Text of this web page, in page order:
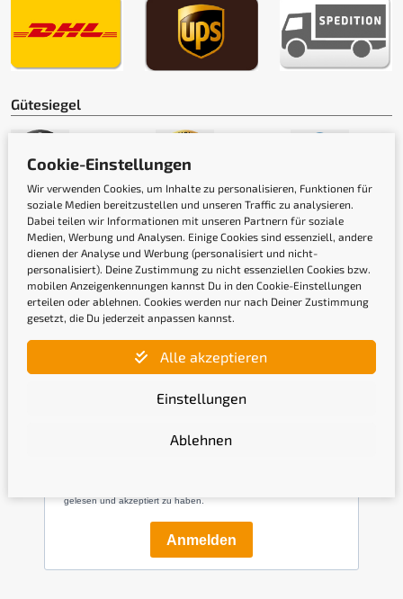
Gütesiegel
Newsletter
gelesen und akzeptiert zu haben.
Anmelden
Cookie-Einstellungen
Wir verwenden Cookies, um Inhalte zu personalisieren, Funktionen für
soziale Medien bereitzustellen und unseren Traffic zu analysieren.
Dabei teilen wir Informationen mit unseren Partnern für soziale
Medien, Werbung und Analysen. Einige Cookies sind essenziell, andere
dienen der Analyse und Werbung (personalisiert und nicht-
personalisiert). Deine Zustimmung zu nicht essenziellen Cookies bzw.
mobilen Anzeigenkennungen kannst Du in den Cookie-Einstellungen
erteilen oder ablehnen. Cookies werden nur nach Deiner Zustimmung
gesetzt, die Du jederzeit anpassen kannst.
Alle akzeptieren
Einstellungen
Ablehnen